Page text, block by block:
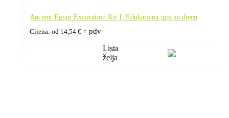
Ancient Egypt Excavation Kit I. Edukativna igra za djecu
Cijena: od 14,54 € + pdv
Lista
želja